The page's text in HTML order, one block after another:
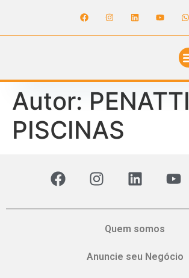
Autor: PENATTI
PISCINAS
Quem somos
Anuncie seu Negócio